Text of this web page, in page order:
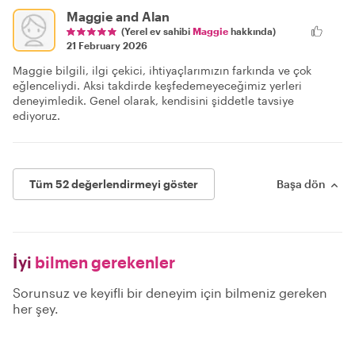
Maggie and Alan
(Yerel ev sahibi Maggie hakkında)
21 February 2026
Maggie bilgili, ilgi çekici, ihtiyaçlarımızın farkında ve çok
eğlenceliydi. Aksi takdirde keşfedemeyeceğimiz yerleri
deneyimledik. Genel olarak, kendisini şiddetle tavsiye
ediyoruz.
Tüm 52 değerlendirmeyi göster Başa dön
İyi bilmen gerekenler
Sorunsuz ve keyifli bir deneyim için bilmeniz gereken
her şey.